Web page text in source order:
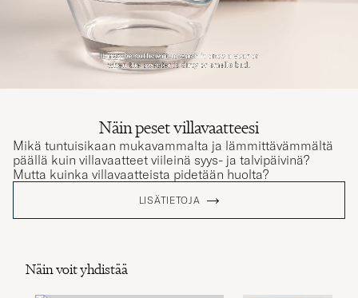
Näin peset villavaatteesi
Mikä tuntuisikaan mukavammalta ja lämmittävämmältä
päällä kuin villavaatteet viileinä syys- ja talvipäivinä?
Mutta kuinka villavaatteista pidetään huolta?
LISÄTIETOJA
Näin voit yhdistää